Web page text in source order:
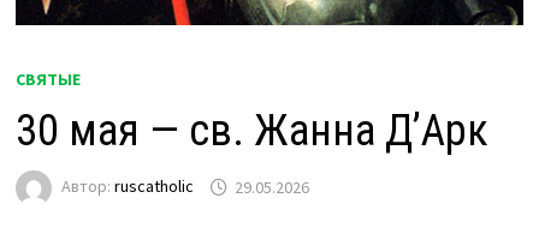
СВЯТЫЕ
30 мая — св. Жанна Д’Арк
Автор:ruscatholic 29.05.2026